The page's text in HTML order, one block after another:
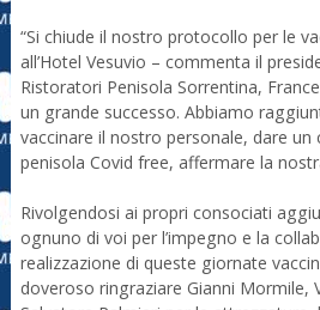
“Si chiude il nostro protocollo per le
all’Hotel Vesuvio – commenta il
Ristoratori Penisola Sorrentina,
un grande successo. Abbiamo
vaccinare il nostro personale, dare
penisola Covid free, affermare la
Rivolgendosi ai propri consociati
ognuno di voi per l’impegno e la
realizzazione di queste giornate
doveroso ringraziare Gianni Mormile,